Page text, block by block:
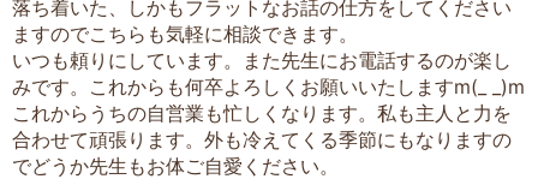
落ち着いた、しかもフラットなお話の仕方をしてください
ますのでこちらも気軽に相談できます。
いつも頼りにしています。また先生にお電話するのが楽し
みです。これからも何卒よろしくお願いいたしますm(_ _)m
これからうちの自営業も忙しくなります。私も主人と力を
合わせて頑張ります。外も冷えてくる季節にもなりますの
でどうか先生もお体ご自愛ください。